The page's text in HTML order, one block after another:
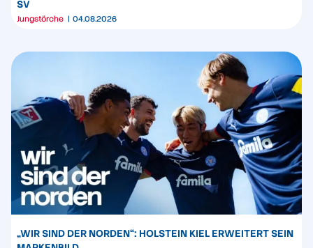
SV
Jungstörche 04.08.2026
„WIR SIND DER NORDEN“: HOLSTEIN KIEL ERWEITERT SEIN